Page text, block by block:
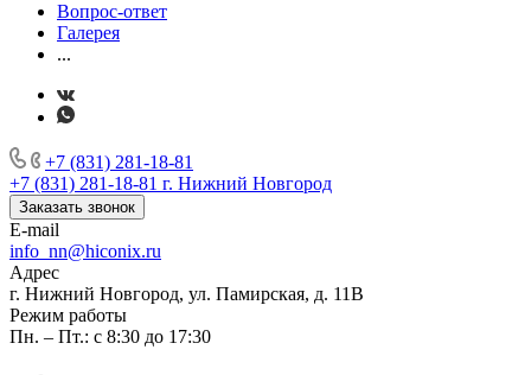
Вопрос-ответ
Галерея
...
+7 (831) 281-18-81
+7 (831) 281-18-81 г. Нижний Новгород
Заказать звонок
E-mail
info_nn@hiconix.ru
Адрес
г. Нижний Новгород, ул. Памирская, д. 11В
Режим работы
Пн. – Пт.: с 8:30 до 17:30